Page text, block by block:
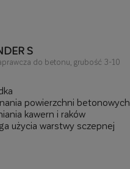
S
do betonu, grubość 3-10
powierzchni betonowych
kawern i raków
użycia warstwy sczepnej